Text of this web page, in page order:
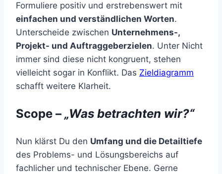
Formuliere positiv und erstrebenswert mit
einfachen und verständlichen Worten.
Unterscheide zwischen Unternehmens-,
Projekt- und Auftraggeberzielen. Unter Nicht
immer sind diese nicht kongruent, stehen
vielleicht sogar in Konflikt. Das Zieldiagramm
schafft weitere Klarheit.
Scope – „Was betrachten wir?“
Nun klärst Du den Umfang und die Detailtiefe
des Problems- und Lösungsbereichs auf
fachlicher und technischer Ebene. Gerne